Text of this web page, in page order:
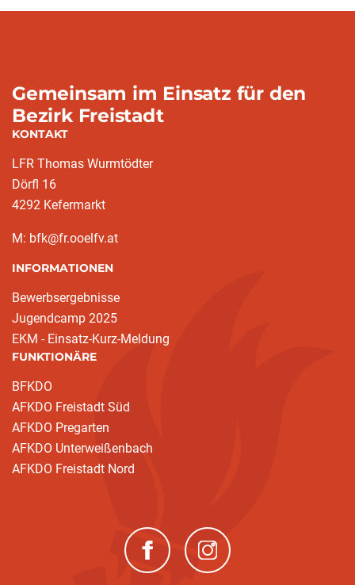
Gemeinsam im Einsatz für den
Bezirk Freistadt
KONTAKT
LFR Thomas Wurmtödter
Dörfl 16
4292 Kefermarkt
M: bfk@fr.ooelfv.at
INFORMATIONEN
Bewerbsergebnisse
Jugendcamp 2025
EKM - Einsatz-Kurz-Meldung
FUNKTIONÄRE
BFKDO
AFKDO Freistadt Süd
AFKDO Pregarten
AFKDO Unterweißenbach
AFKDO Freistadt Nord
(neues Fenster)(neues Fenster)